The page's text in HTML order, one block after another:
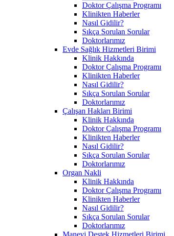
Doktor Çalışma Programı
Klinikten Haberler
Nasıl Gidilir?
Sıkça Sorulan Sorular
Doktorlarımız
Evde Sağlık Hizmetleri Birimi
Klinik Hakkında
Doktor Çalışma Programı
Klinikten Haberler
Nasıl Gidilir?
Sıkça Sorulan Sorular
Doktorlarımız
Çalışan Hakları Birimi
Klinik Hakkında
Doktor Çalışma Programı
Klinikten Haberler
Nasıl Gidilir?
Sıkça Sorulan Sorular
Doktorlarımız
Organ Nakli
Klinik Hakkında
Doktor Çalışma Programı
Klinikten Haberler
Nasıl Gidilir?
Sıkça Sorulan Sorular
Doktorlarımız
Manevi Destek Hizmetleri Birimi